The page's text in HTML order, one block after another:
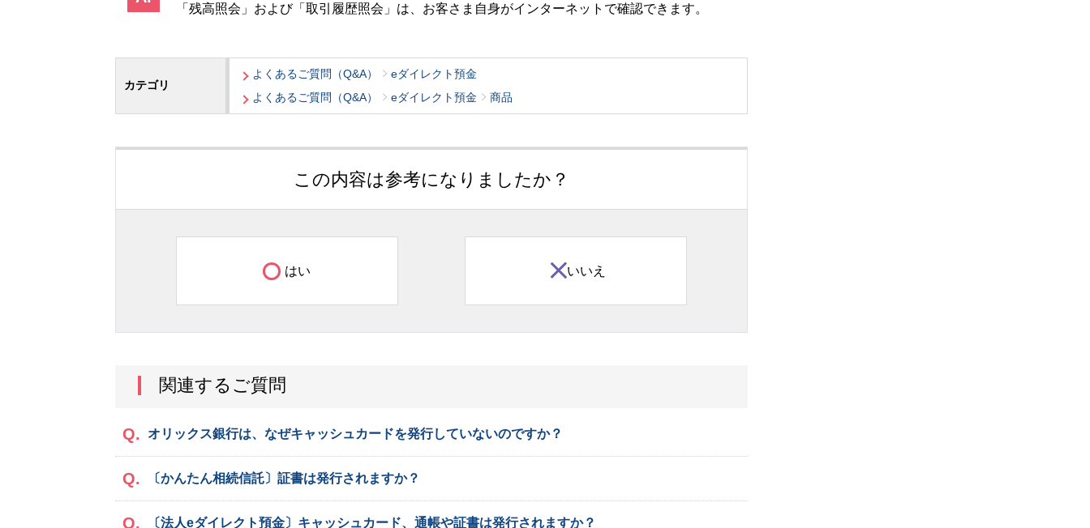
「残高照会」および「取引履歴照会」は、お客さま自身がインターネットで確認できます。
カテゴリ
よくあるご質問（Q&A）
eダイレクト預金
よくあるご質問（Q&A）
eダイレクト預金 商品
この内容は参考になりましたか？
はい いいえ
関連するご質問
オリックス銀行は、なぜキャッシュカードを発行していないのですか？
〔かんたん相続信託〕証書は発行されますか？
〔法人eダイレクト預金〕キャッシュカード、通帳や証書は発行されますか？